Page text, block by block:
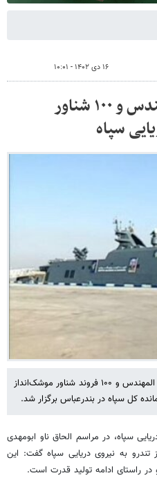
۱۶ دی ۱۴۰۲ - ۱۰:۰۱
الحاق ناو ابومهدی المهندس و ۱۰۰ شناور
سپاه
ایسنا نوشت: مراسم الحاق ناو ابومهدی المهندس و ۱۰۰ فروند شناور موشک‌انداز
کل سپاه در بندرعباس برگزار شد.
سپاه، در مراسم الحاق ناو ابومهدی
تندرو به نیروی دریایی سپاه گفت: این
در راستای ادامه تولید قدرت است.